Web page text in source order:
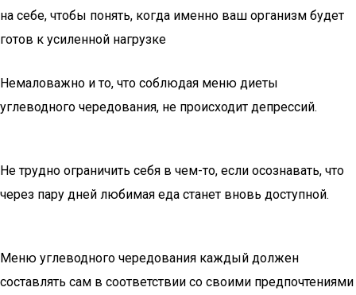
на себе, чтобы понять, когда именно ваш организм будет
готов к усиленной нагрузке
Немаловажно и то, что соблюдая меню диеты
углеводного чередования, не происходит депрессий.
Не трудно ограничить себя в чем-то, если осознавать, что
через пару дней любимая еда станет вновь доступной.
Меню углеводного чередования каждый должен
составлять сам в соответствии со своими предпочтениями